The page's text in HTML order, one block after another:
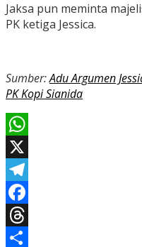
Jaksa pun meminta
PK ketiga Jessica.
Sumber:Adu Argumen
PK Kopi Sianida
WhatsApp
X
Telegram
Facebook
Threads